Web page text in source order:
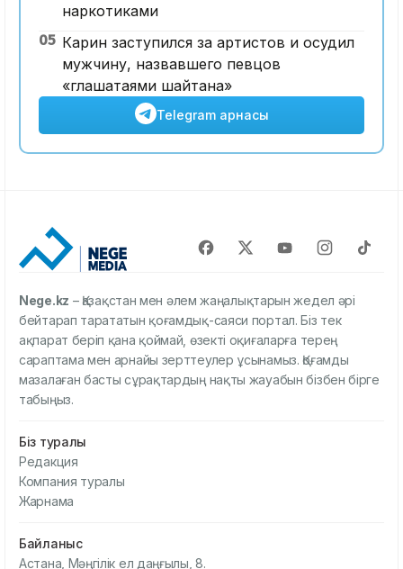
наркотиками
05 Карин заступился за артистов и осудил
мужчину, назвавшего певцов
«глашатаями шайтана»
Telegram арнасы
Nege.kz – Қазақстан мен әлем жаңалықтарын жедел әрі
бейтарап тарататын қоғамдық-саяси портал. Біз тек
ақпарат беріп қана қоймай, өзекті оқиғаларға терең
сараптама мен арнайы зерттеулер ұсынамыз. Қоғамды
мазалаған басты сұрақтардың нақты жауабын бізбен бірге
табыңыз.
Біз туралы
Редакция
Компания туралы
Жарнама
Байланыс
Астана, Мәңгілік ел даңғылы, 8.